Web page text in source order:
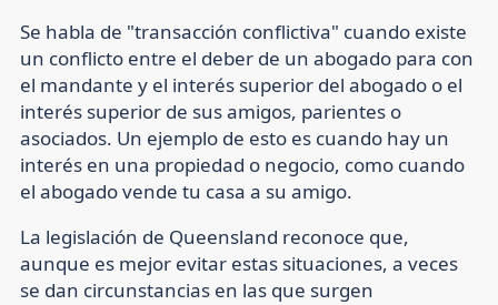
Se habla de "transacción conflictiva" cuando existe
un conflicto entre el deber de un abogado para con
el mandante y el interés superior del abogado o el
interés superior de sus amigos, parientes o
asociados. Un ejemplo de esto es cuando hay un
interés en una propiedad o negocio, como cuando
el abogado vende tu casa a su amigo.
La legislación de Queensland reconoce que,
aunque es mejor evitar estas situaciones, a veces
se dan circunstancias en las que surgen